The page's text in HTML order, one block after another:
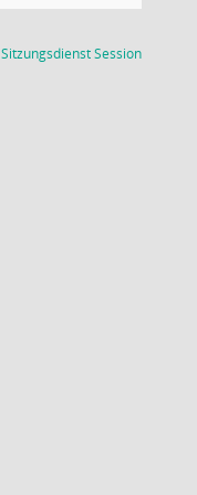
SitzungsdienstSession(Wird in